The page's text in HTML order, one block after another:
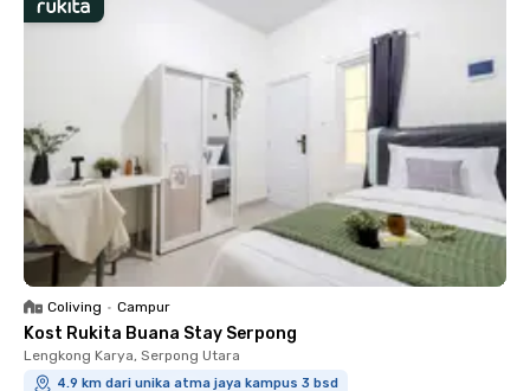
Coliving • Campur
Kost Rukita Buana Stay Serpong
Lengkong Karya, Serpong Utara
4.9 km dari unika atma jaya kampus 3 bsd